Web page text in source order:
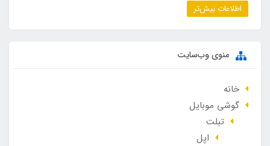
اطلاعات بیش‌تر
منوی وب‌سایت
خانه
گوشی موبایل
تبلت
اپل